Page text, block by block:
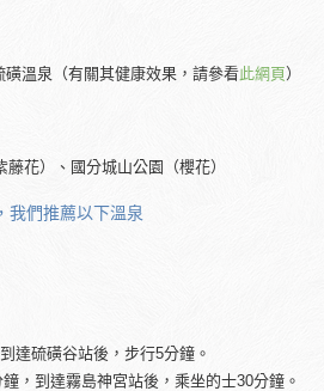
溫泉（有關其健康效果，請參看此網頁）
花）、國分城山公園（櫻花）
我們推薦以下溫泉
達硫磺谷站後，步行5分鐘。
，到達霧島神宮站後，乘坐的士30分鐘。